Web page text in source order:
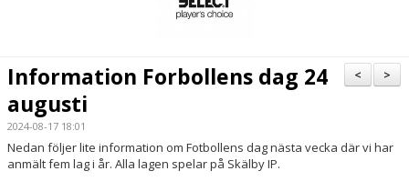
BILDGALLERI
DOKUMENT
>
<
Information Forbollens dag 24
augusti
2024-08-17 18:01
Nedan följer lite information om Fotbollens dag nästa vecka där vi har
anmält fem lag i år. Alla lagen spelar på Skälby IP.